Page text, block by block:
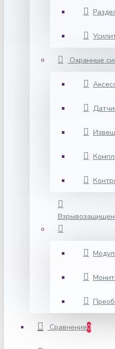
Охранные
Сравнение0